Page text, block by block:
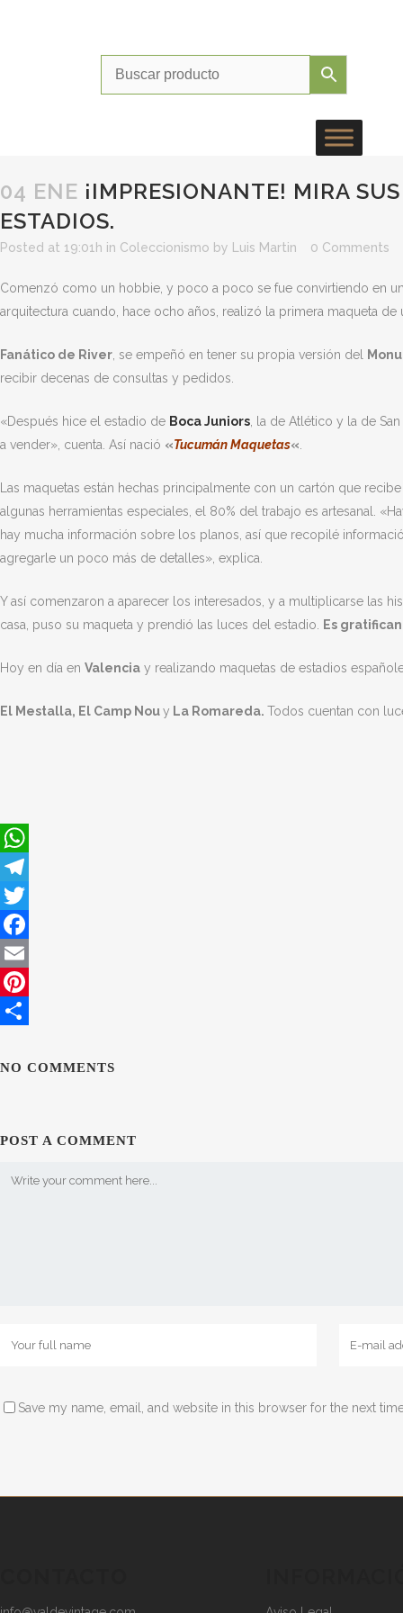
04 ENE ¡IMPRESIONANTE! MIRA
ESTADIOS.
Posted at 19:01h in Coleccionismo by Luis Martin 0 Comments
Comenzó como un hobbie, y poco a poco se fue convirtiendo en
arquitectura cuando, hace ocho años, realizó la primera maqueta
Fanático de River, se empeñó en tener su propia versión del
recibir decenas de consultas y pedidos.
«Después hice el estadio de Boca Juniors, la de Atlético y la de
a vender», cuenta. Así nació «Tucumán Maquetas«.
Las maquetas están hechas principalmente con un cartón que
algunas herramientas especiales, el 80% del trabajo es artesanal.
hay mucha información sobre los planos, así que recopilé
agregarle un poco más de detalles», explica.
Y así comenzaron a aparecer los interesados, y a multiplicarse las
casa, puso su maqueta y prendió las luces del estadio. Es
Hoy en día en Valencia y realizando maquetas de estadios
El Mestalla, El Camp Nouy La Romareda. Todos cuentan con
WhatsApp
Telegram
Twitter
Facebook
Email
Pinterest
NO COMMENTS
POST A COMMENT
Save my name, email, and website in this browser for the next